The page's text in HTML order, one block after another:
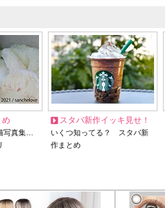
め
写真集…
スタバ新作イッキ見せ！
いくつ知ってる？ スタバ新
作まとめ